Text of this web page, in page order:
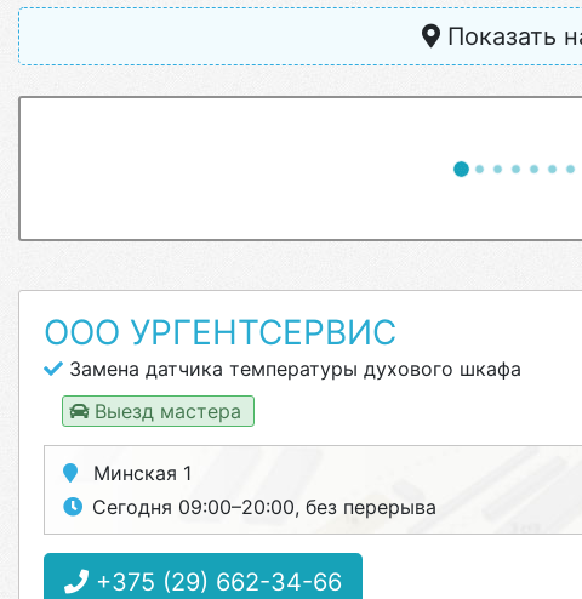
Показать
ООО УРГЕНТСЕРВИС
Замена датчика температуры духового шкафа
Выезд мастера
Минская 1
Сегодня 09:00–20:00, без перерыва
+375 (29) 662-34-66